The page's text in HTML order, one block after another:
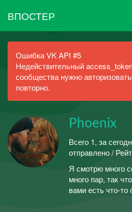
ВПОСТЕР
Ошибка VK API #5
Недействительный
сообщества нужно
повторно.
Phoenix
Всего 1, за
отправлено /
Я смотрю много
много пар, так
вами есть что-то